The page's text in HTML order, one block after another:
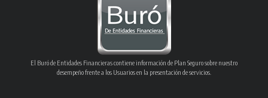
El Buró de Entidades Financieras contiene información de Plan Seguro sobre nuestro
desempeño frente a los Usuarios en la presentación de servicios.